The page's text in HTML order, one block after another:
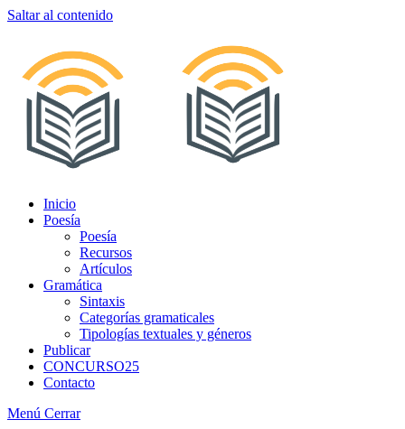
Saltar al contenido
Inicio
Poesía
Poesía
Recursos
Artículos
Gramática
Sintaxis
Categorías gramaticales
Tipologías textuales y géneros
Publicar
CONCURSO25
Contacto
Menú Cerrar